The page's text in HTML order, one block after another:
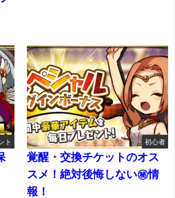
ト 初心者
覚醒・交換チケットのオス
スメ！絶対後悔しない㊙情
報！